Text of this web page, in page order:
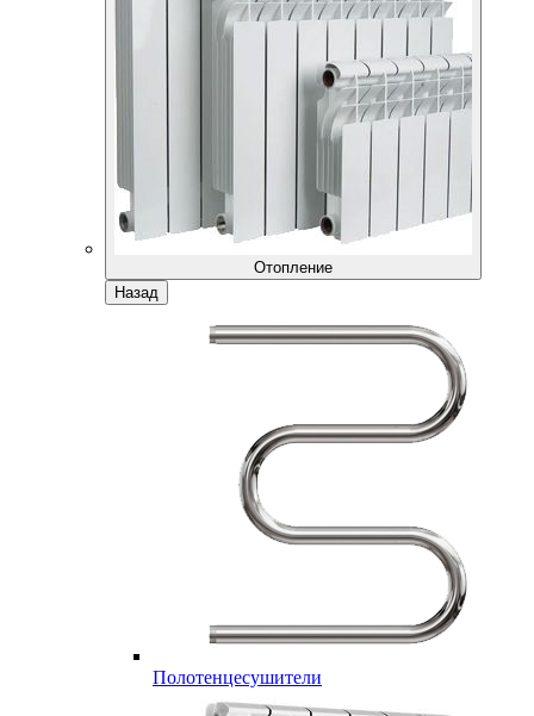
Отопление
Назад
Полотенцесушители